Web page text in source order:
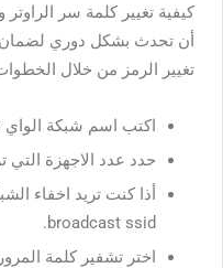
كيفية تغيير كلمة سر
أن تحدث بشكل دوري لضمان
تغيير الرمز من خلال الخطوات
اكتب اسم شبكة الواي
حدد عدد الاجهزة التي
أذا كنت تريد اخفاء
broadcast ssid.
اختر تشفير كلمة